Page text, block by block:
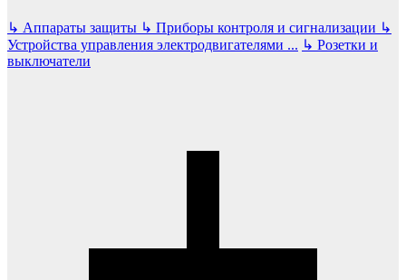
↳ Аппараты защиты ↳ Приборы контроля и сигнализации ↳
Устройства управления электродвигателями ... ↳ Розетки и
выключатели